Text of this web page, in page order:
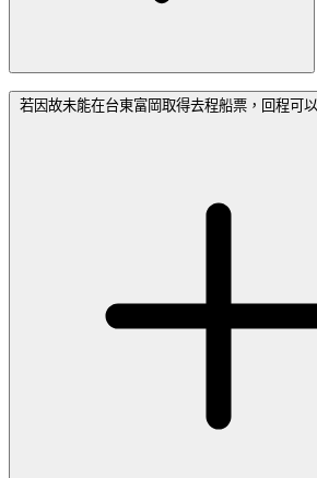
若因故未能在台東富岡取得去程船票，回程可